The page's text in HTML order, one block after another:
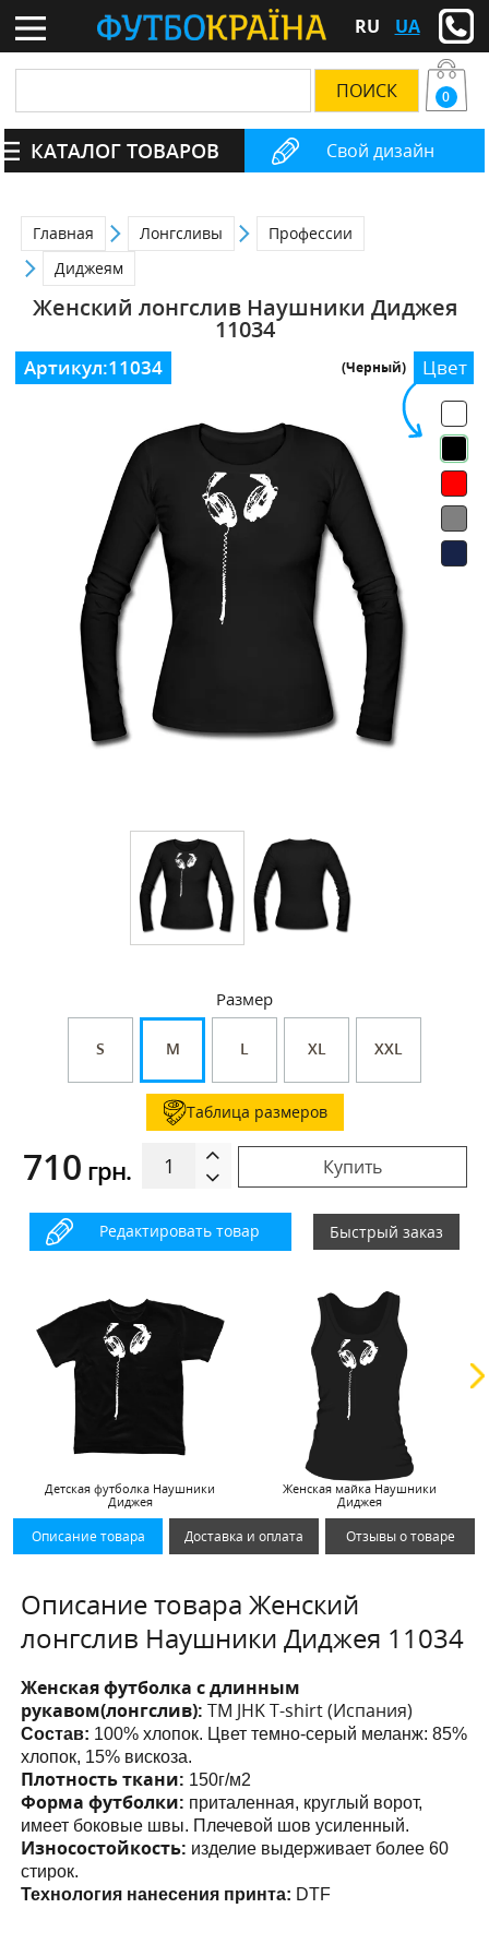
RU UA
Свой дизайн
0
КАТАЛОГ ТОВАРОВ
Главная Лонгсливы
Профессии
Диджеям
Женский лонгслив Наушники Диджея
11034
Цвет
(Черный)
Размер
S M L XL XXL
Таблица размеров
710 грн. Купить
Редактировать товар Быстрый заказ
Артикул:11034
Детская футболка Наушники
Диджея
Женская майка Наушники
Диджея
Описание товара Доставка и оплата Отзывы о товаре
Описание товара Женский
лонгслив Наушники Диджея 11034
Женская футболка с длинным
рукавом(лонгслив):ТМ JHK T-shirt (Испания)
Состав: 100% хлопок. Цвет темно-серый меланж: 85%
хлопок, 15% вискоза.
Плотность ткани: 150г/м2
Форма футболки: приталенная, круглый ворот,
имеет боковые швы. Плечевой шов усиленный.
Износостойкость: изделие выдерживает более 60
стирок.
Технология нанесения принта: DTF